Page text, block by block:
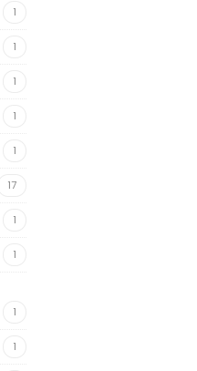
1
1
1
1
1
17
1
1
1
1